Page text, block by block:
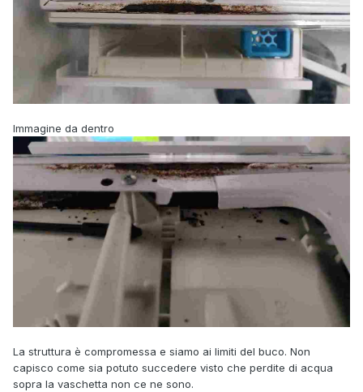
Immagine da dentro
La struttura è compromessa e siamo ai limiti del buco. Non
capisco come sia potuto succedere visto che perdite di acqua
sopra la vaschetta non ce ne sono.